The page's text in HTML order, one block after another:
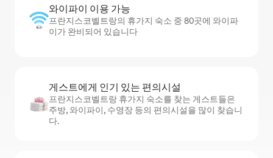
와이파이 이용 가능
프란지스코벨트랑의 휴가지 숙소 중 80곳에 와이파
이가 완비되어 있습니다
게스트에게 인기 있는 편의시설
프란지스코벨트랑 휴가지 숙소를 찾는 게스트들은
주방, 와이파이, 수영장 등의 편의시설을 많이 찾습니
다.